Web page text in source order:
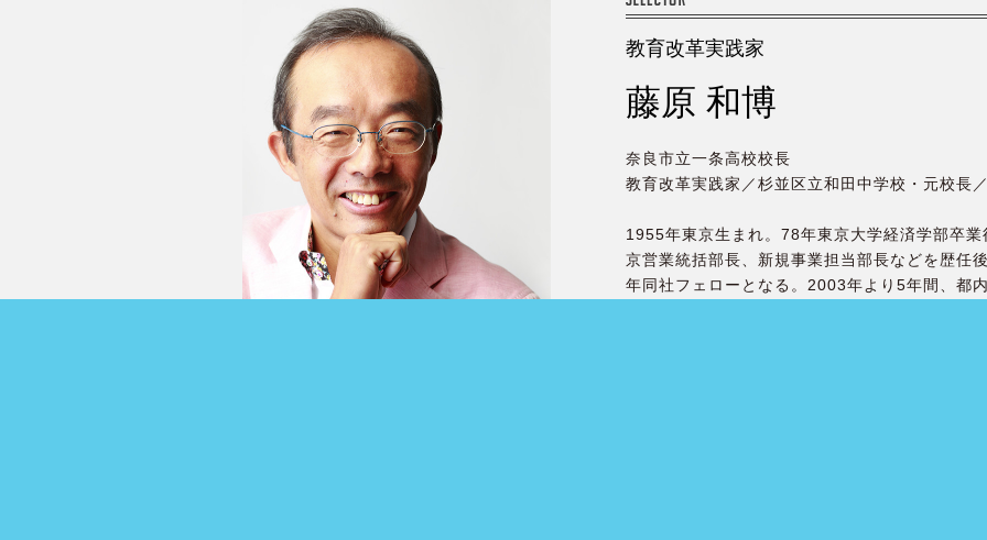
教育改革実践家
藤原 和博
奈良市立一条高校校長
教育改革実践家／杉並区立和田中学校・元校長
1955年東京生まれ。78年東京大学経済学部卒
京営業統括部長、新規事業担当部長などを歴任
年同社フェローとなる。2003年より5年間、都